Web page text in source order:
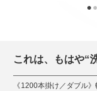
これは、もはや“
《1200本掛け／ダブル